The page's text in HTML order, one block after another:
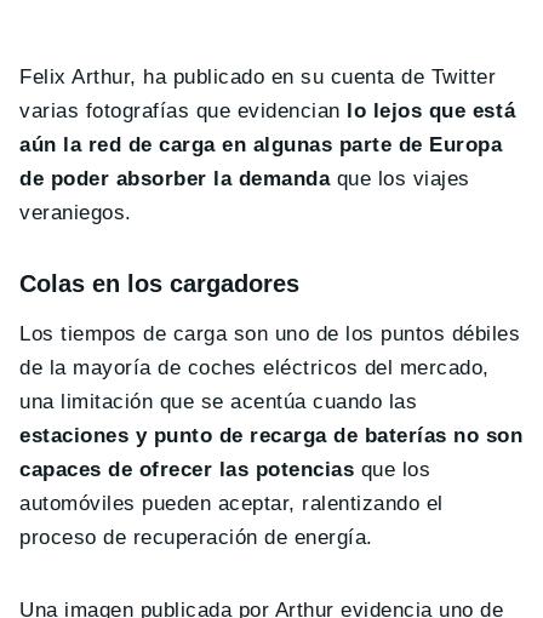
Felix Arthur, ha publicado en su cuenta de Twitter
varias fotografías que evidencian lo lejos que está
aún la red de carga en algunas parte de Europa
de poder absorber la demanda que los viajes
veraniegos.
Colas en los cargadores
Los tiempos de carga son uno de los puntos débiles
de la mayoría de coches eléctricos del mercado,
una limitación que se acentúa cuando las
estaciones y punto de recarga de baterías no son
capaces de ofrecer las potencias que los
automóviles pueden aceptar, ralentizando el
proceso de recuperación de energía.
Una imagen publicada por Arthur evidencia uno de